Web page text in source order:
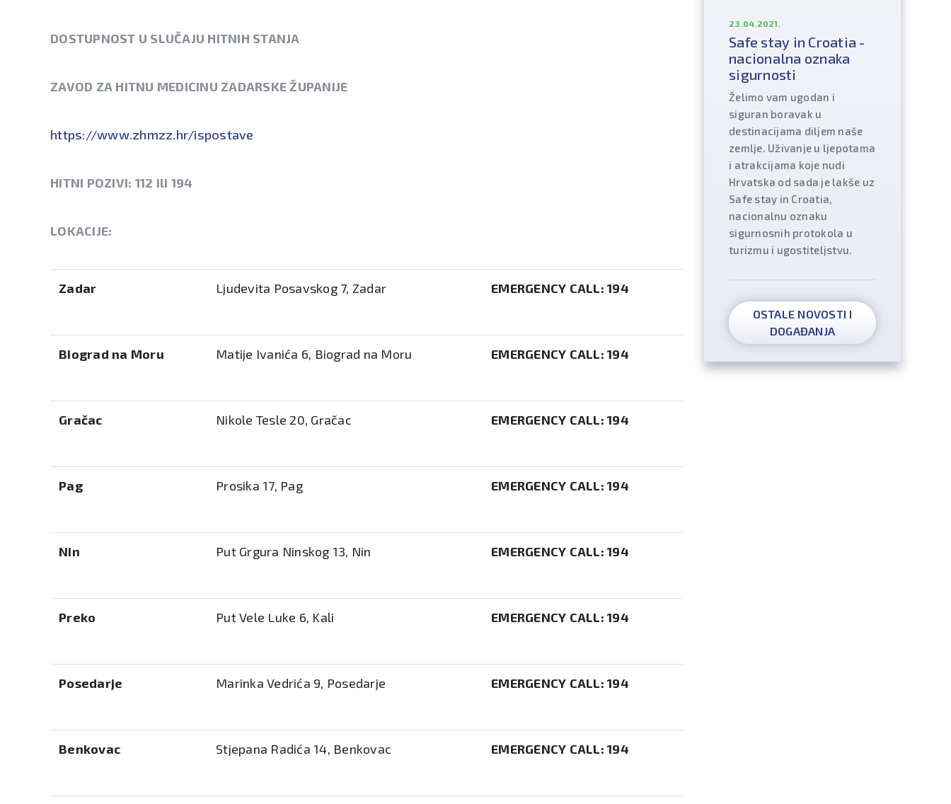
DOSTUPNOST U SLUČAJU HITNIH STANJA
ZAVOD ZA HITNU MEDICINU ZADARSKE ŽUPANIJE
https://www.zhmzz.hr/ispostave
HITNI POZIVI: 112 ili 194
LOKACIJE:
Zadar Ljudevita Posavskog 7, Zadar EMERGENCY CALL: 194
Biograd na Moru Matije Ivanića 6, Biograd na Moru EMERGENCY CALL: 194
Gračac Nikole Tesle 20, Gračac EMERGENCY CALL: 194
Pag Prosika 17, Pag EMERGENCY CALL: 194
Nin Put Grgura Ninskog 13, Nin EMERGENCY CALL: 194
Preko Put Vele Luke 6, Kali EMERGENCY CALL: 194
Posedarje Marinka Vedrića 9, Posedarje EMERGENCY CALL: 194
Benkovac Stjepana Radića 14, Benkovac EMERGENCY CALL: 194
23.04.2021.
Safe stay in Croatia -
nacionalna oznaka
sigurnosti
Želimo vam ugodan i
siguran boravak u
destinacijama diljem naše
zemlje. Uživanje u ljepotama
i atrakcijama koje nudi
Hrvatska od sada je lakše uz
Safe stay in Croatia,
nacionalnu oznaku
sigurnosnih protokola u
turizmu i ugostiteljstvu.
OSTALE NOVOSTI I
DOGAĐANJA